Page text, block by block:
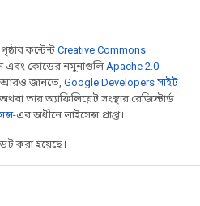
কন্টেন্ট Creative Commons
এবং কোডের নমুনাগুলিApache 2.0
আরও জানতে, Google Developers সাইট
তার অ্যাফিলিয়েট সংস্থার রেজিস্টার্ড
-এর অধীনে লাইসেন্স প্রাপ্ত।
করা হয়েছে।